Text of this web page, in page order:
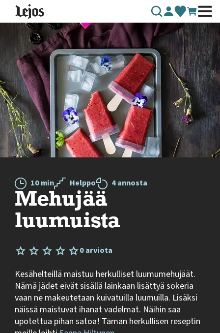
Siirry sisältöön
10 min Helppo 4 annosta
Mehujää
luumuista
0 arviota
Kesähelteillä maistuu herkulliset luumumehujäät.
Nämä jädet eivät sisällä lainkaan lisättyä sokeria
vaan ne makeutetaan kuivatuilla luumuilla. Lisäksi
näissä maistuvat ihanat vadelmat. Näihin saa
upotettua pihan satoa! Tämän herkullisen reseptin